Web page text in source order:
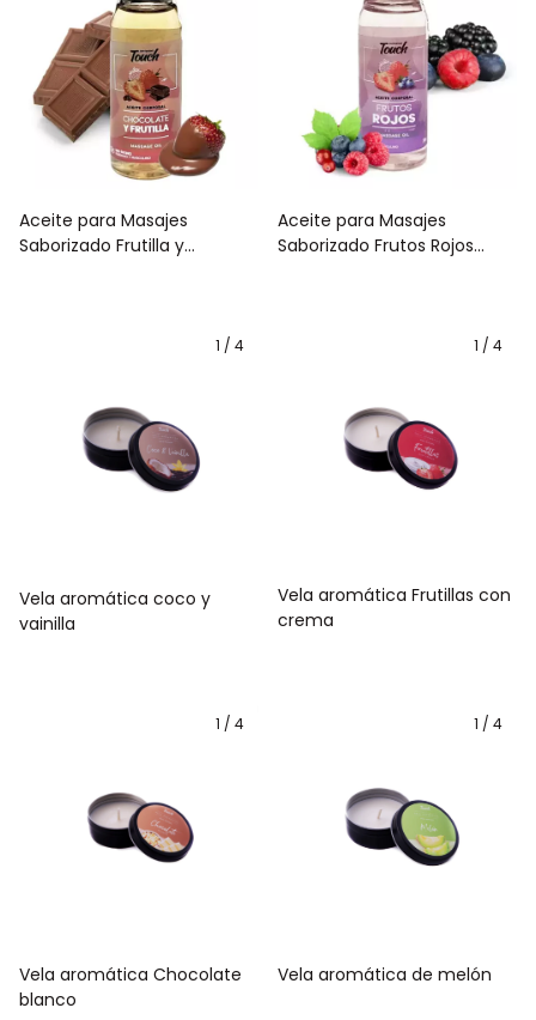
Aceite para Masajes
Saborizado Frutilla y
Aceite para Masajes
Saborizado Frutos Rojos
1 / 4
Vela aromática coco y
vainilla
1 / 4
Vela aromática Frutillas con
crema
1 / 4
Vela aromática Chocolate
blanco
1 / 4
Vela aromática de melón